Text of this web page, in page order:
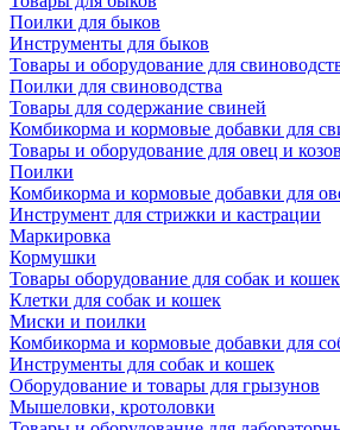
Поилки для быков
Инструменты для быков
Товары и оборудование для
Поилки для свиноводства
Товары для содержание свиней
Комбикорма и кормовые добавки для
Товары и оборудование для овец и
Поилки
Комбикорма и кормовые добавки для
Инструмент для стрижки и кастрации
Маркировка
Кормушки
Товары оборудование для собак и кошек
Клетки для собак и кошек
Миски и поилки
Комбикорма и кормовые добавки для
Инструменты для собак и кошек
Оборудование и товары для грызунов
Мышеловки, кротоловки